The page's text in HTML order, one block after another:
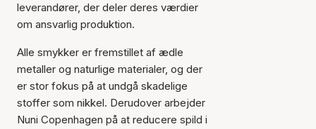
leverandører, der deler deres værdier
om ansvarlig produktion.
Alle smykker er fremstillet af ædle
metaller og naturlige materialer, og der
er stor fokus på at undgå skadelige
stoffer som nikkel. Derudover arbejder
Nuni Copenhagen på at reducere spild i